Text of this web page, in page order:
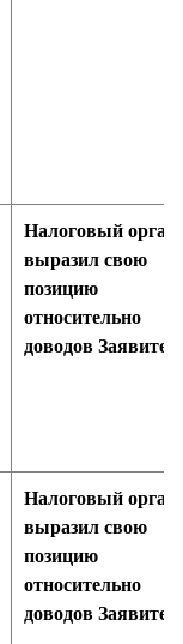
Налоговый орган
выразил свою
позицию
относительно
доводов
Налоговый орган
выразил свою
позицию
относительно
доводов